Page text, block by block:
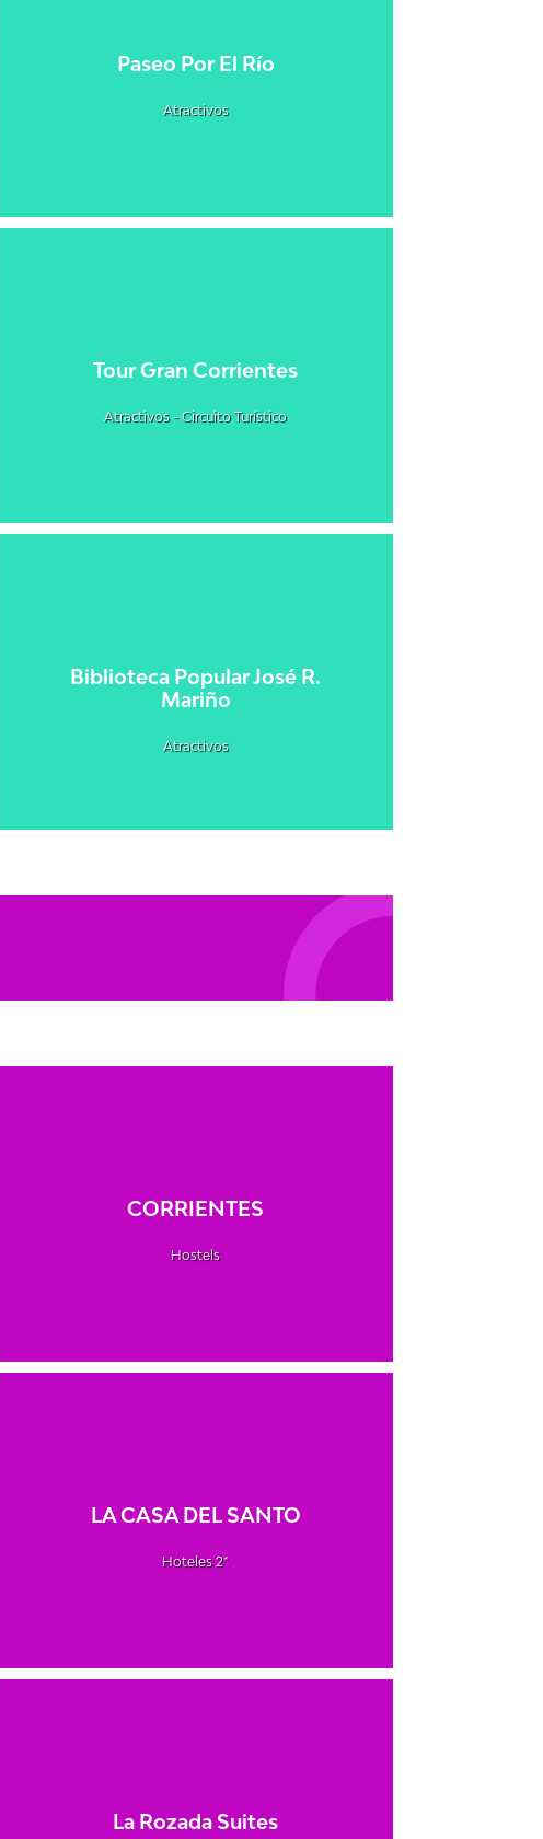
Paseo Por El Río
Atractivos
Tour Gran Corrientes
Atractivos - Circuito Turístico
Biblioteca Popular José R.
Mariño
Atractivos
CORRIENTES
Hostels
LA CASA DEL SANTO
Hoteles 2*
La Rozada Suites